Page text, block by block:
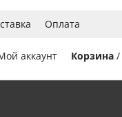
Оплата
аккаунт Корзина /